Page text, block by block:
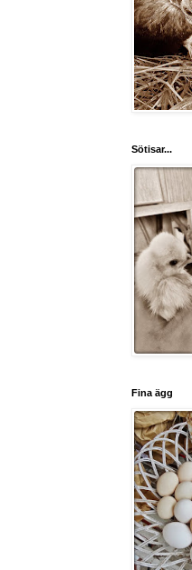
Sötisar...
Fina ägg